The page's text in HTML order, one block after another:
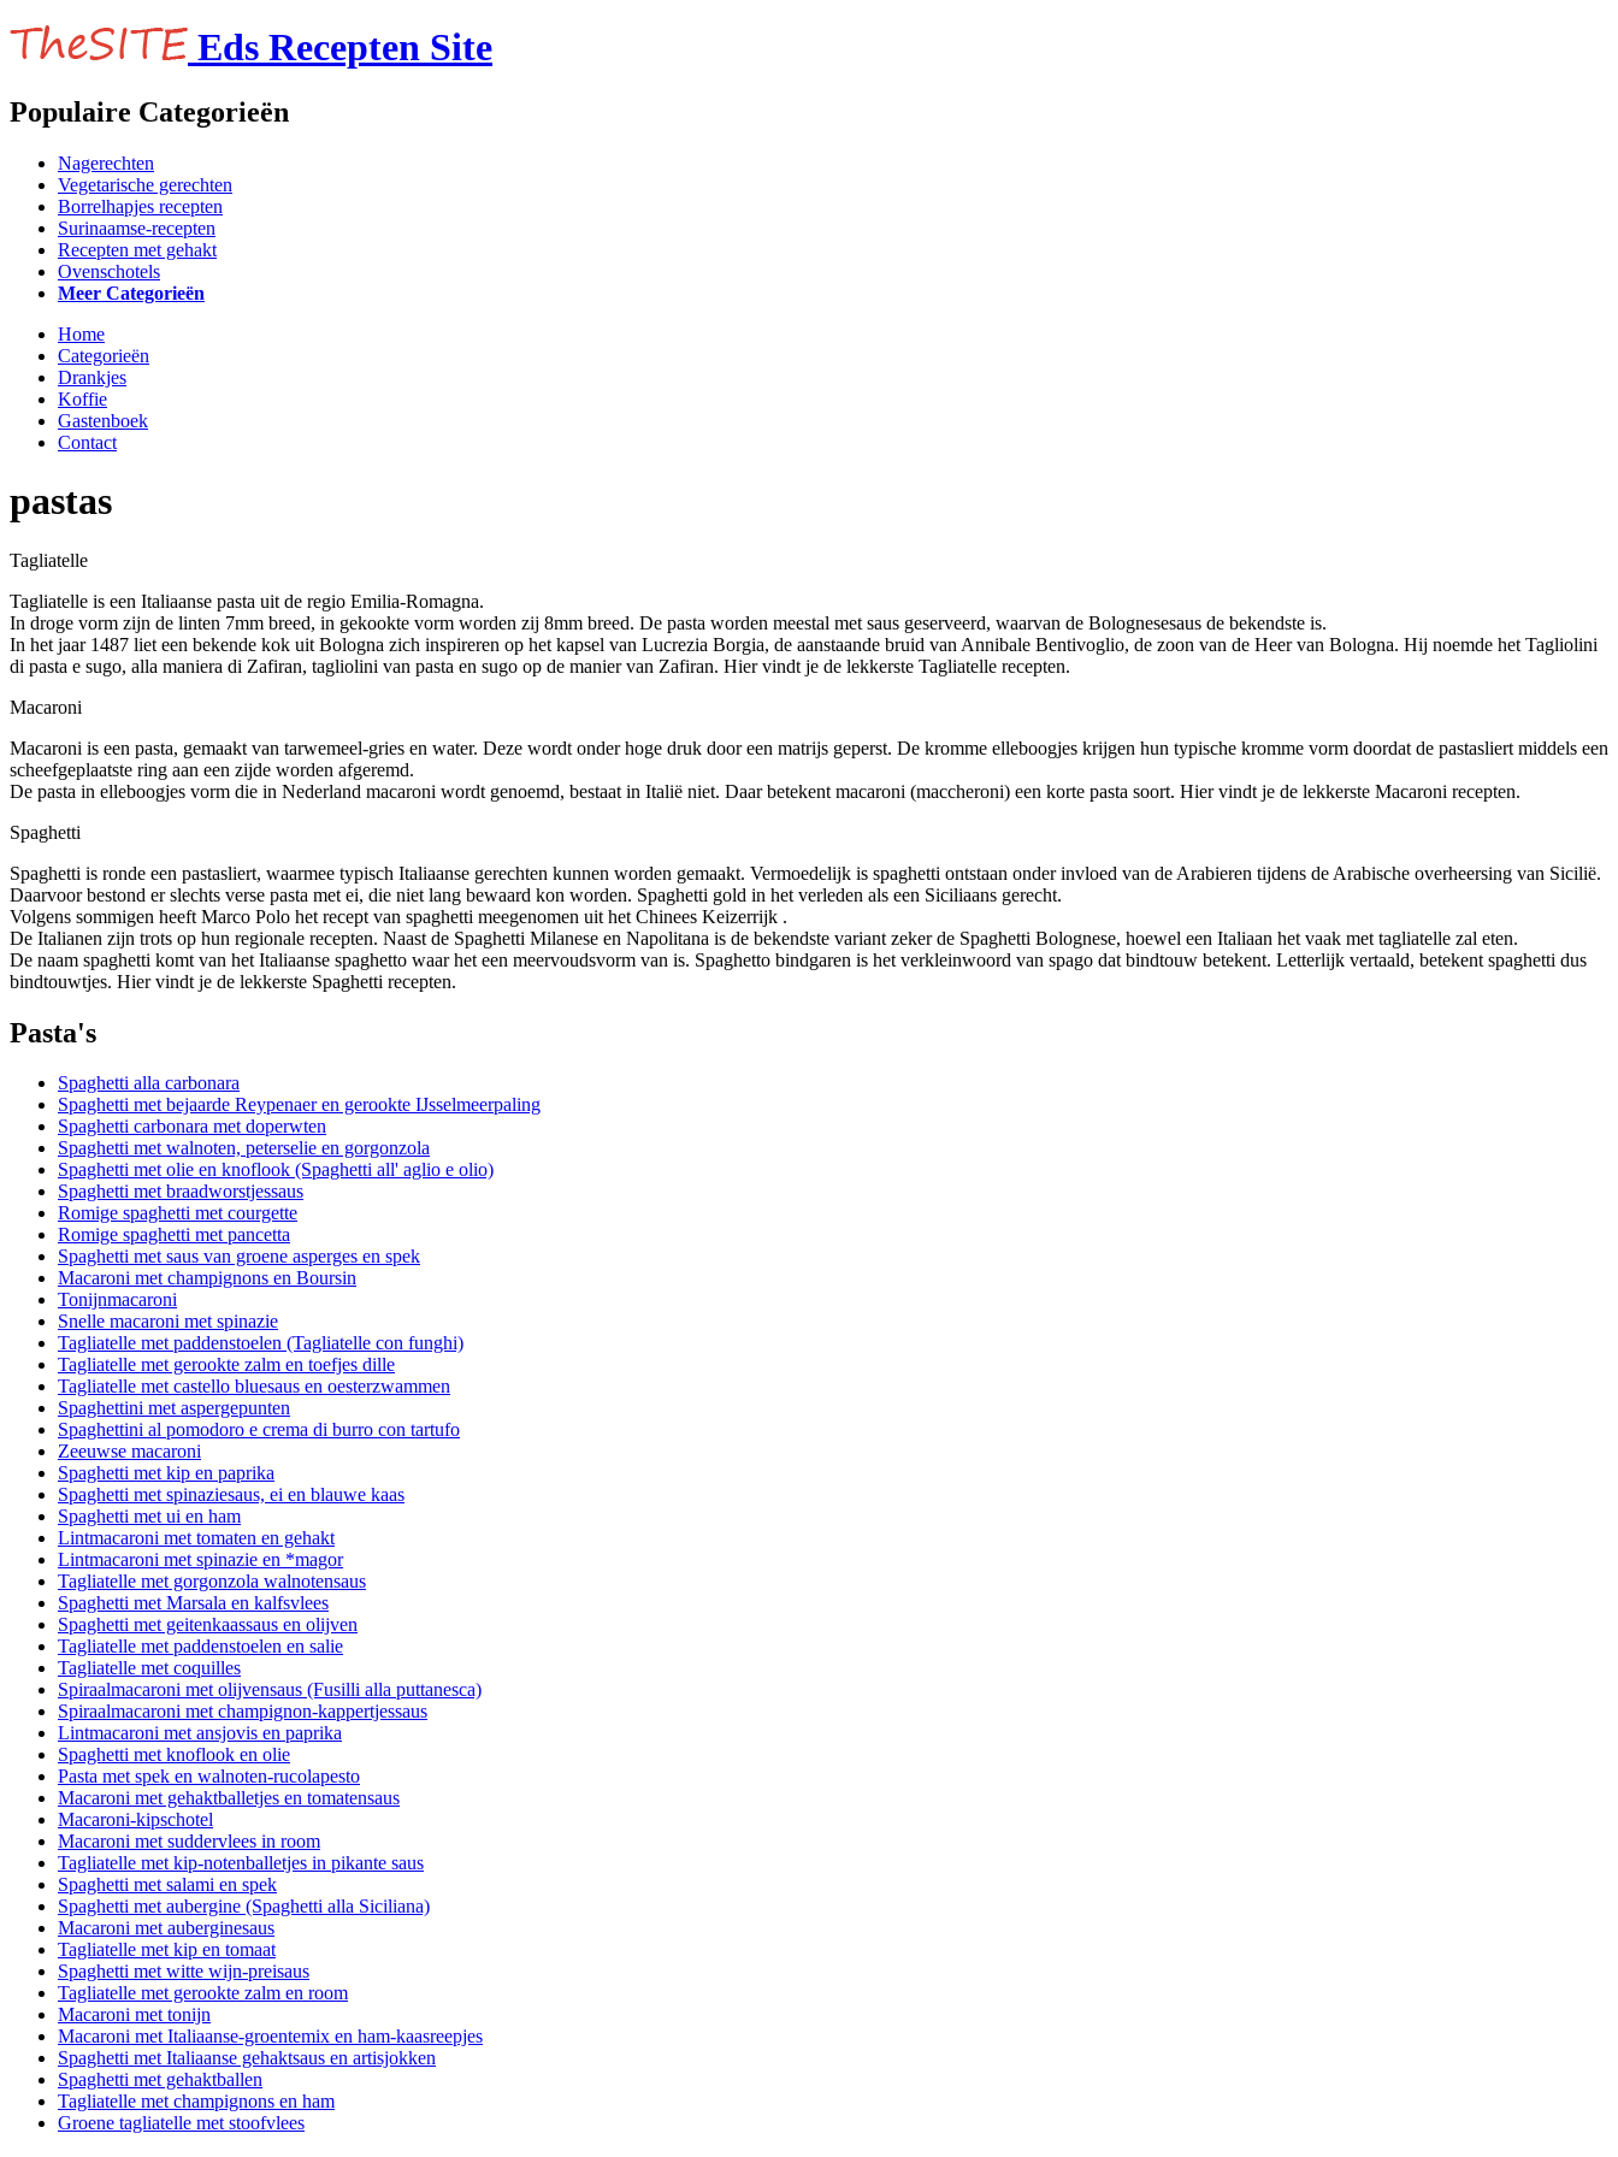
Eds Recepten Site
Populaire Categorieën
Nagerechten
Vegetarische gerechten
Borrelhapjes recepten
Surinaamse-recepten
Recepten met gehakt
Ovenschotels
Meer Categorieën
Home
Categorieën
Drankjes
Koffie
Gastenboek
Contact
pastas
Tagliatelle
Tagliatelle is een Italiaanse pasta uit de regio Emilia-Romagna.
In droge vorm zijn de linten 7mm breed, in gekookte vorm worden zij 8mm breed. De pasta worden meestal met saus geserveerd, waarvan de Bolognesesaus de bekendste is.
In het jaar 1487 liet een bekende kok uit Bologna zich inspireren op het kapsel van Lucrezia Borgia, de aanstaande bruid van Annibale Bentivoglio, de zoon van de Heer van Bologna. Hij noemde het Tagliolini
di pasta e sugo, alla maniera di Zafiran, tagliolini van pasta en sugo op de manier van Zafiran. Hier vindt je de lekkerste Tagliatelle recepten.
Macaroni
Macaroni is een pasta, gemaakt van tarwemeel-gries en water. Deze wordt onder hoge druk door een matrijs geperst. De kromme elleboogjes krijgen hun typische kromme vorm doordat de pastasliert middels een
scheefgeplaatste ring aan een zijde worden afgeremd.
De pasta in elleboogjes vorm die in Nederland macaroni wordt genoemd, bestaat in Italië niet. Daar betekent macaroni (maccheroni) een korte pasta soort. Hier vindt je de lekkerste Macaroni recepten.
Spaghetti
Spaghetti is ronde een pastasliert, waarmee typisch Italiaanse gerechten kunnen worden gemaakt. Vermoedelijk is spaghetti ontstaan onder invloed van de Arabieren tijdens de Arabische overheersing van Sicilië.
Daarvoor bestond er slechts verse pasta met ei, die niet lang bewaard kon worden. Spaghetti gold in het verleden als een Siciliaans gerecht.
Volgens sommigen heeft Marco Polo het recept van spaghetti meegenomen uit het Chinees Keizerrijk .
De Italianen zijn trots op hun regionale recepten. Naast de Spaghetti Milanese en Napolitana is de bekendste variant zeker de Spaghetti Bolognese, hoewel een Italiaan het vaak met tagliatelle zal eten.
De naam spaghetti komt van het Italiaanse spaghetto waar het een meervoudsvorm van is. Spaghetto bindgaren is het verkleinwoord van spago dat bindtouw betekent. Letterlijk vertaald, betekent spaghetti dus
bindtouwtjes. Hier vindt je de lekkerste Spaghetti recepten.
Pasta's
Spaghetti alla carbonara
Spaghetti met bejaarde Reypenaer en gerookte IJsselmeerpaling
Spaghetti carbonara met doperwten
Spaghetti met walnoten, peterselie en gorgonzola
Spaghetti met olie en knoflook (Spaghetti all' aglio e olio)
Spaghetti met braadworstjessaus
Romige spaghetti met courgette
Romige spaghetti met pancetta
Spaghetti met saus van groene asperges en spek
Macaroni met champignons en Boursin
Tonijnmacaroni
Snelle macaroni met spinazie
Tagliatelle met paddenstoelen (Tagliatelle con funghi)
Tagliatelle met gerookte zalm en toefjes dille
Tagliatelle met castello bluesaus en oesterzwammen
Spaghettini met aspergepunten
Spaghettini al pomodoro e crema di burro con tartufo
Zeeuwse macaroni
Spaghetti met kip en paprika
Spaghetti met spinaziesaus, ei en blauwe kaas
Spaghetti met ui en ham
Lintmacaroni met tomaten en gehakt
Lintmacaroni met spinazie en *magor
Tagliatelle met gorgonzola walnotensaus
Spaghetti met Marsala en kalfsvlees
Spaghetti met geitenkaassaus en olijven
Tagliatelle met paddenstoelen en salie
Tagliatelle met coquilles
Spiraalmacaroni met olijvensaus (Fusilli alla puttanesca)
Spiraalmacaroni met champignon-kappertjessaus
Lintmacaroni met ansjovis en paprika
Spaghetti met knoflook en olie
Pasta met spek en walnoten-rucolapesto
Macaroni met gehaktballetjes en tomatensaus
Macaroni-kipschotel
Macaroni met suddervlees in room
Tagliatelle met kip-notenballetjes in pikante saus
Spaghetti met salami en spek
Spaghetti met aubergine (Spaghetti alla Siciliana)
Macaroni met auberginesaus
Tagliatelle met kip en tomaat
Spaghetti met witte wijn-preisaus
Tagliatelle met gerookte zalm en room
Macaroni met tonijn
Macaroni met Italiaanse-groentemix en ham-kaasreepjes
Spaghetti met Italiaanse gehaktsaus en artisjokken
Spaghetti met gehaktballen
Tagliatelle met champignons en ham
Groene tagliatelle met stoofvlees